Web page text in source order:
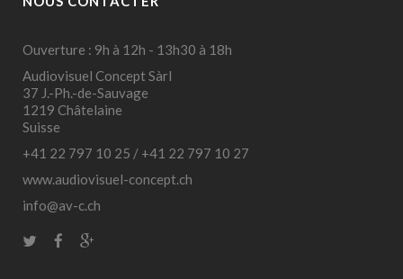
Ouverture : 9h à 12h - 13h30 à 18h
Audiovisuel Concept Sàrl
37 J.-Ph.-de-Sauvage
1219 Châtelaine
Suisse
+41 22 797 10 25 / +41 22 797 10 27
www.audiovisuel-concept.ch
info@av-c.ch